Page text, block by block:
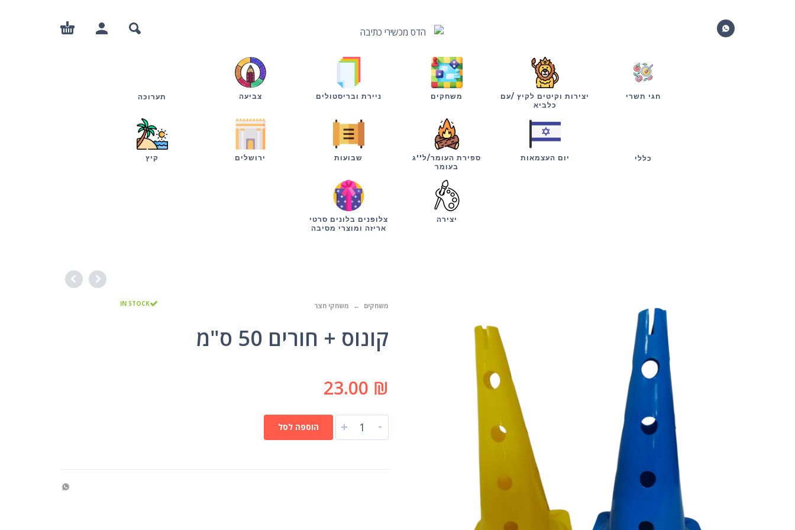
חגי תשרי
יצירות וקיטים לקיץ /עם
כלביא
משחקים ניירת ובריסטולים צביעה תערוכה
כללי יום העצמאות
ספירת העומר/ל''ג
בעומר
שבועות ירושלים קיץ
יצירה
צלופנים בלונים סרטי
אריזה ומוצרי מסיבה
משחקים משחקי חצר IN STOCK
קונוס + חורים 50 ס"מ
23.00 ₪
-
+ הוספה לסל